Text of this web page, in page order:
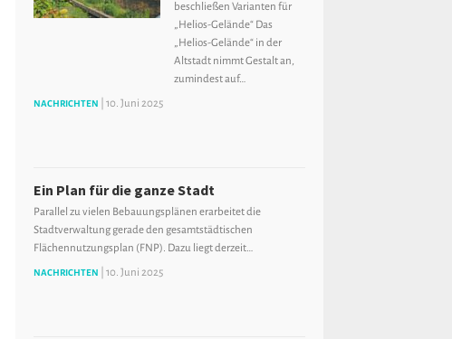
beschließen Varianten für
„Helios-Gelände“ Das
„Helios-Gelände“ in der
Altstadt nimmt Gestalt an,
zumindest auf…
NACHRICHTEN 10. Juni 2025
Ein Plan für die ganze Stadt
Parallel zu vielen Bebauungsplänen erarbeitet die
Stadtverwaltung gerade den gesamtstädtischen
Flächennutzungsplan (FNP). Dazu liegt derzeit…
NACHRICHTEN 10. Juni 2025